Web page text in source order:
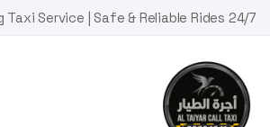
Skip
content
Service | Safe & Reliable Rides 24/7!